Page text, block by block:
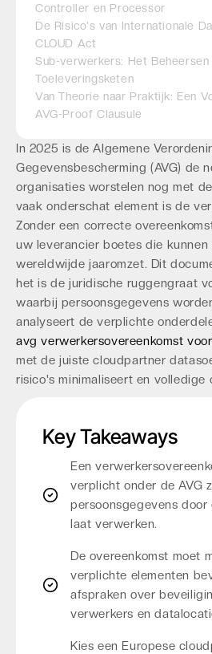
Controller en Processor
De Risico's van Internationale
CLOUD Act
Sub-verwerkers: Het Beheersen
Toeleveringsketen
Van Theorie naar Praktijk: Een
AVG-Proof Clausule
In 2025 is de Algemene
Gegevensbescherming (AVG) de
organisaties worstelen nog met
vaak onderschat element is de
Zonder een correcte
uw leverancier boetes die
wereldwijde jaaromzet. Dit
het is de juridische ruggengraat
waarbij persoonsgegevens
analyseert de verplichte
avg verwerkersovereenkomst
met de juiste cloudpartner
risico's minimaliseert en volledige
Key Takeaways
Een
verplicht onder de AVG
persoonsgegevens
laat verwerken.
De overeenkomst moet
verplichte elementen
afspraken over
verwerkers en
Kies een Europese